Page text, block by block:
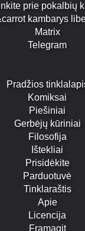
prie pokalbių
kambarys
Matrix
Telegram
Pradžios
Komiksai
Piešiniai
Gerbėjų kūriniai
Filosofija
Ištekliai
Prisidėkite
Parduotuvė
Tinklaraštis
Apie
Licencija
Framagit